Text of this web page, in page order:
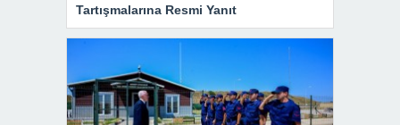
Tartışmalarına Resmi Yanıt